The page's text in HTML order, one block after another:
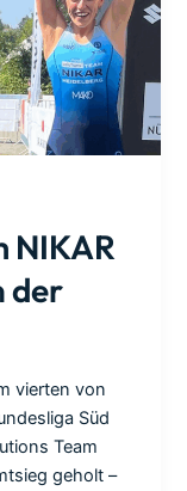
NIKAR
der
vierten von
Süd
Team
geholt –